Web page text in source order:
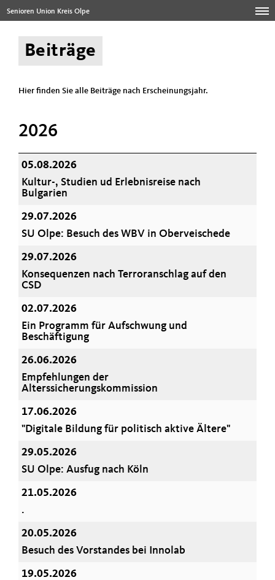
Senioren Union Kreis Olpe
Beiträge
Hier finden Sie alle Beiträge nach Erscheinungsjahr.
2026
05.08.2026
Kultur-, Studien ud Erlebnisreise nach
Bulgarien
29.07.2026
SU Olpe: Besuch des WBV in Oberveischede
29.07.2026
Konsequenzen nach Terroranschlag auf den
CSD
02.07.2026
Ein Programm für Aufschwung und
Beschäftigung
26.06.2026
Empfehlungen der
Alterssicherungskommission
17.06.2026
"Digitale Bildung für politisch aktive Ältere"
29.05.2026
SU Olpe: Ausfug nach Köln
21.05.2026
.
20.05.2026
Besuch des Vorstandes bei Innolab
19.05.2026